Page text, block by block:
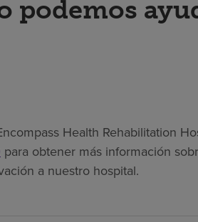
podemos
Health Rehabilitation
para obtener más información
a nuestro hospital.